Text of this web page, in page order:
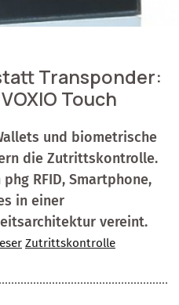
Transponder:
Touch
und biometrische
die Zutrittskontrolle.
RFID, Smartphone,
in einer
vereint.
Zutrittskontrolle